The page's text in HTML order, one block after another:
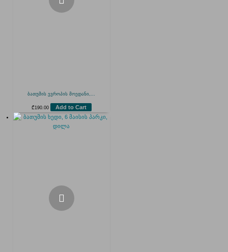
ბათუმის ევროპის მოედანი,...
₾ 190.00 Add to Cart